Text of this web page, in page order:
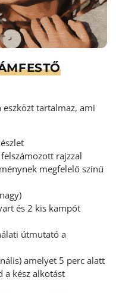
tartalmaz, ami
rajzzal
megfelelő színű
és 2 kis kampót
útmutató a
amelyet 5 perc alatt
a kész alkotást